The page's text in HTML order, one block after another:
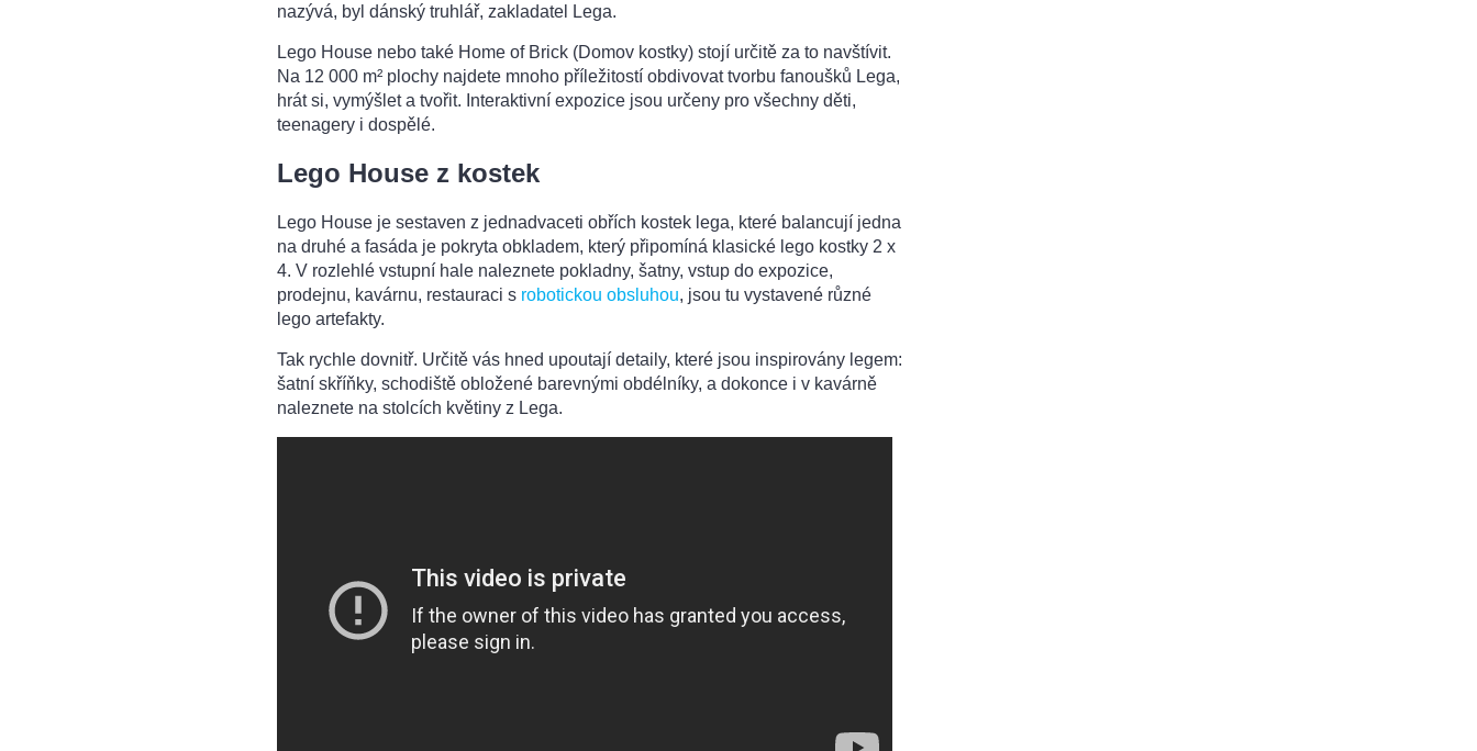
nazývá, byl dánský truhlář, zakladatel Lega.
Lego House nebo také Home of Brick (Domov kostky) stojí určitě za to navštívit.
Na 12 000 m² plochy najdete mnoho příležitostí obdivovat tvorbu fanoušků Lega,
hrát si, vymýšlet a tvořit. Interaktivní expozice jsou určeny pro všechny děti,
teenagery i dospělé.
Lego House z kostek
Lego House je sestaven z jednadvaceti obřích kostek lega, které balancují jedna
na druhé a fasáda je pokryta obkladem, který připomíná klasické lego kostky 2 x
4. V rozlehlé vstupní hale naleznete pokladny, šatny, vstup do expozice,
prodejnu, kavárnu, restauraci s robotickou obsluhou, jsou tu vystavené různé
lego artefakty.
Tak rychle dovnitř. Určitě vás hned upoutají detaily, které jsou inspirovány legem:
šatní skříňky, schodiště obložené barevnými obdélníky, a dokonce i v kavárně
naleznete na stolcích květiny z Lega.